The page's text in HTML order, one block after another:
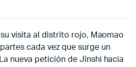
su visita al distrito rojo, Maomao
cada vez que surge un
nueva petición de Jinshi hacia